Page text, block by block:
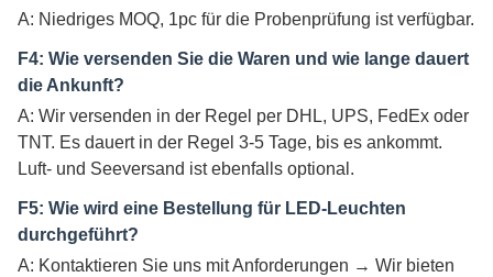
A: Niedriges MOQ, 1pc für die Probenprüfung ist verfügbar.
F4: Wie versenden Sie die Waren und wie lange dauert
die Ankunft?
A: Wir versenden in der Regel per DHL, UPS, FedEx oder
TNT. Es dauert in der Regel 3-5 Tage, bis es ankommt.
Luft- und Seeversand ist ebenfalls optional.
F5: Wie wird eine Bestellung für LED-Leuchten
durchgeführt?
A: Kontaktieren Sie uns mit Anforderungen → Wir bieten